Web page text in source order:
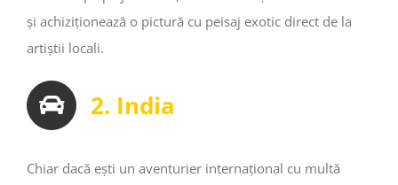
și achiziționează o pictură cu peisaj exotic direct de la
artiștii locali.
2. India
Chiar dacă ești un aventurier internațional cu multă